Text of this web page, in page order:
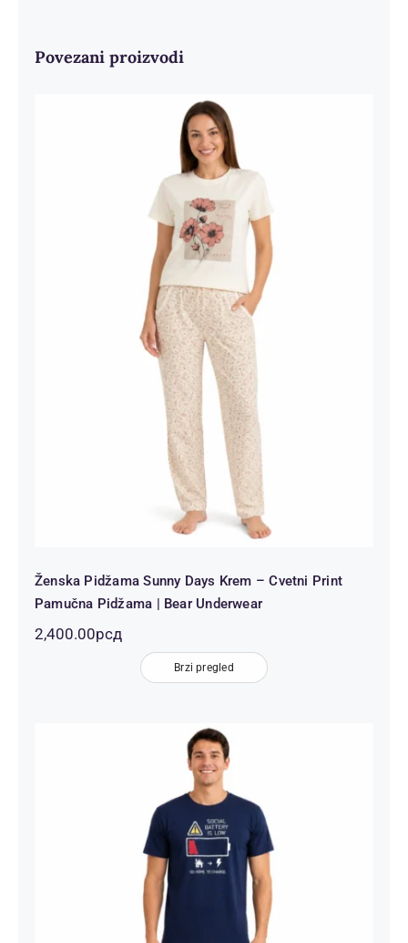
Povezani proizvodi
Ženska Pidžama Sunny Days Krem –
Cvetni Print Pamučna Pidžama |
Bear Underwear
Ženska Pidžama Sunny Days Krem – Cvetni Print
Pamučna Pidžama | Bear Underwear
2,400.00рсд
Brzi pregled
Muška Pidžama Social Battery Teget